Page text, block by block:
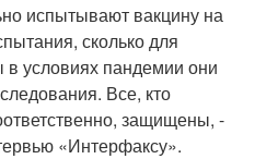
испытывают вакцину на
сколько для
условиях пандемии они
Все, кто
защищены, -
«Интерфаксу».